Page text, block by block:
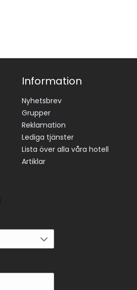
Information
Nyhetsbrev
Grupper
Reklamation
Lediga tjänster
Lista över alla våra hotell
Artiklar